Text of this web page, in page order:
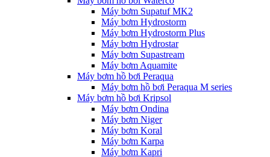
Máy bơm Supatuf MK2
Máy bơm Hydrostorm
Máy bơm Hydrostorm Plus
Máy bơm Hydrostar
Máy bơm Supastream
Máy bơm Aquamite
Máy bơm hồ bơi Peraqua
Máy bơm hồ bơi Peraqua M series
Máy bơm hồ bơi Kripsol
Máy bơm Ondina
Máy bơm Niger
Máy bơm Koral
Máy bơm Karpa
Máy bơm Kapri